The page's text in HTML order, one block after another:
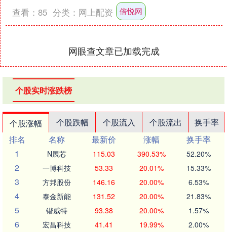
查看： 85 分类： 网上配资 倍悦网
网眼查文章已加载完成
个股实时涨跌榜
个股涨幅 个股跌幅 个股流入 个股流出
换手率
排名
名称 最新价 涨幅
换手率
1
N展芯 115.03 390.53% 52.20%
2 一博科技 53.33 20.01% 15.33%
3 方邦股份 146.16 20.00% 6.53%
4 泰金新能 131.52 20.00% 21.83%
5 锴威特 93.38 20.00% 1.57%
6 宏昌科技 41.41 19.99% 2.00%